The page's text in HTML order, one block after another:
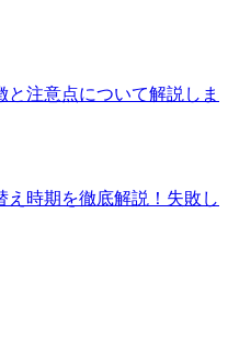
注意点について解説しま
時期を徹底解説！失敗し